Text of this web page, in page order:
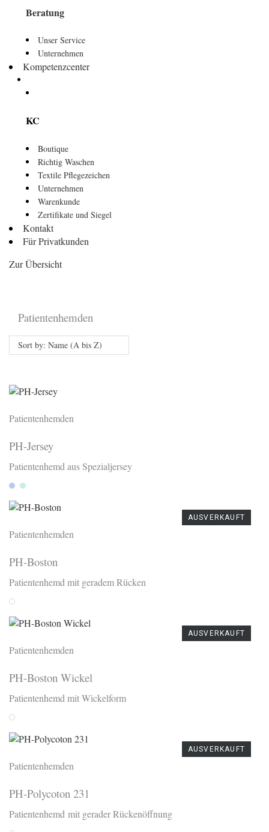
Beratung
Unser Service
Unternehmen
Kompetenzcenter
KC
Boutique
Richtig Waschen
Textile Pflegezeichen
Unternehmen
Warenkunde
Zertifikate und Siegel
Kontakt
Für Privatkunden
Zur Übersicht
Patientenhemden
Sort by: Name (A bis Z)
Patientenhemden
PH-Jersey
Patientenhemd aus Spezialjersey
CielMint
Patientenhemden
PH-Boston
Patientenhemd mit geradem Rücken
AUSVERKAUFT
Weiss
Patientenhemden
PH-Boston Wickel
Patientenhemd mit Wickelform
AUSVERKAUFT
Weiss
Patientenhemden
PH-Polycoton 231
Patientenhemd mit gerader Rückenöffnung
AUSVERKAUFT